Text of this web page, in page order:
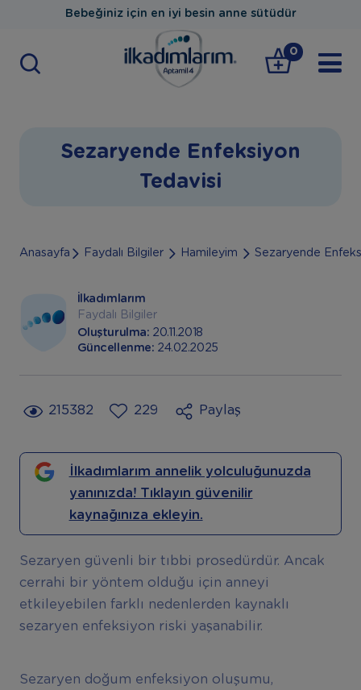
Bebeğiniz için en iyi besin anne sütüdür
0
Sezaryende Enfeksiyon
Tedavisi
Anasayfa Faydalı Bilgiler Hamileyim Sezaryende
İlkadımlarım
Faydalı Bilgiler
Oluşturulma: 20.11.2018
Güncellenme: 24.02.2025
215382 229 Paylaş
İlkadımlarım annelik yolculuğunuzda
yanınızda! Tıklayın güvenilir
kaynağınıza ekleyin.
Sezaryen güvenli bir tıbbi prosedürdür. Ancak
cerrahi bir yöntem olduğu için anneyi
etkileyebilen farklı nedenlerden kaynaklı
sezaryen enfeksiyon riski yaşanabilir.
Sezaryen doğum enfeksiyon oluşumu,